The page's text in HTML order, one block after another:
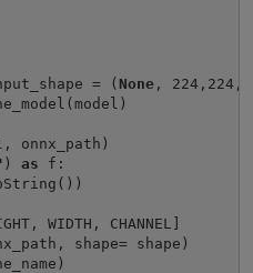
= ( None,
) as f:
WIDTH, CHANNEL]
shape= shape)